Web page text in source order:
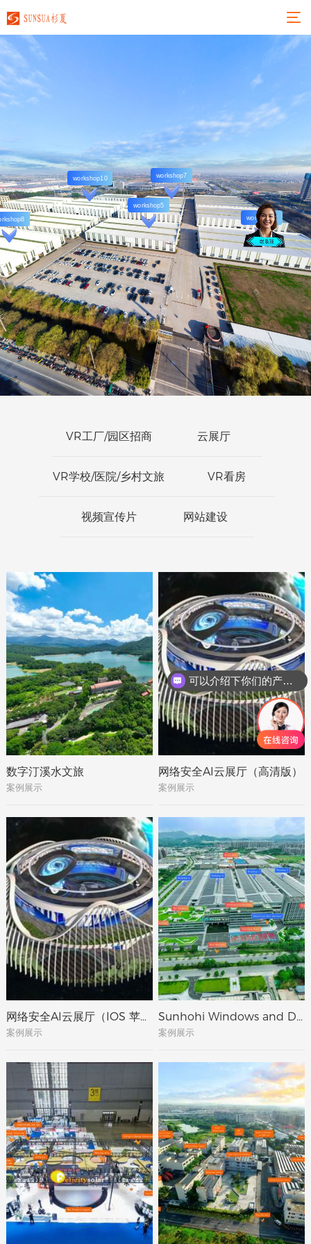
VR工厂/园区招商 云展厅
VR学校/医院/乡村文旅 VR看房
视频宣传片 网站建设
数字汀溪水文旅
案例展示
网络安全AI云展厅（高清版）
案例展示
网络安全AI云展厅（IOS 苹果版）
案例展示
Sunhohi Windows and Doors VR FACTORY
案例展示
可以介绍下你们的产品么